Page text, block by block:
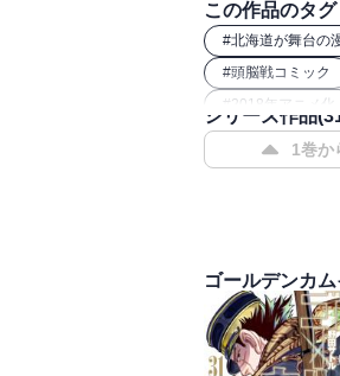
この作品のタグ
#北海道が舞台の
#頭脳戦コミック
#2018年アニメ化
#2020年アニメ化
シリーズ作品(
1巻か
ゴールデンカ